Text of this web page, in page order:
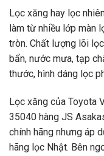
Lọc xăng hay lọc
làm từ nhiều lớp màn
tròn. Chất lượng lõi
bẩn, nước mưa, tạp
thước, hình dáng lọc
Lọc xăng của Toyota
35040 hàng JS
chính hãng nhưng áp
hãng lọc Nhật. Bên